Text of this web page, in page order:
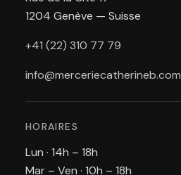
1204 Genève — Suisse
+41 (22) 310 77 79
info@merceriecatherineb.com
HORAIRES
Lun · 14h – 18h
Mar – Ven · 10h – 18h